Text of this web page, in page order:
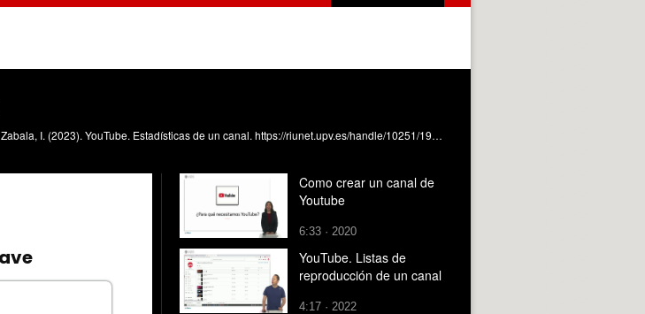
Se comentan las estadísticas que ofrece un canal de Youtube Despujol Zabala, I. (2023). YouTube. Estadísticas de un canal. https://riunet.upv.es/handle/10251/194129 DER
Como crear un canal de
Youtube
6:33 · 2020
YouTube. Listas de
reproducción de un canal
4:17 · 2022